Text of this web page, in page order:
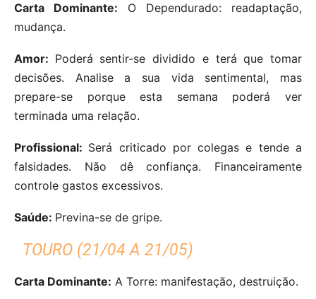
Carta Dominante: O Dependurado: readaptação,
mudança.
Amor: Poderá sentir-se dividido e terá que tomar
decisões. Analise a sua vida sentimental, mas
prepare-se porque esta semana poderá ver
terminada uma relação.
Profissional: Será criticado por colegas e tende a
falsidades. Não dê confiança. Financeiramente
controle gastos excessivos.
Saúde: Previna-se de gripe.
TOURO (21/04 A 21/05)
Carta Dominante: A Torre: manifestação, destruição.